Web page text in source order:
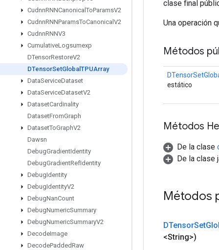
CudnnRNNCanonical ToParamsV2
CudnnRNNParamsToCanonical V2
CudnnRNNV3
CumulativeLogsumexp
DTensorRestoreV2
DTensorSetGlobal TPUArray
DataServiceDataset
DataServiceDatasetV2
DatasetCardinality
DatasetFromGraph
DatasetToGraphV2
Dawsn
DebugGradientIdentity
DebugGradientRefIdentity
DebugIdentity
DebugIdentityV2
DebugNanCount
DebugNumericSummary
DebugNumericSummaryV2
DecodeImage
DecodePaddedRaw
clase final
Una operación
Métodos
estático
Métodos
De la clase
De la clase
Métodos
DTensorSet
<String>)